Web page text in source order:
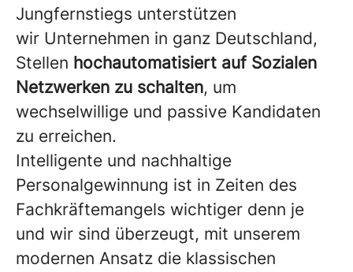
Jungfernstiegs unterstützen
wir Unternehmen in ganz Deutschland,
Stellen hochautomatisiert auf Sozialen
Netzwerken zu schalten, um
wechselwillige und passive Kandidaten
zu erreichen.
Intelligente und nachhaltige
Personalgewinnung ist in Zeiten des
Fachkräftemangels wichtiger denn je
und wir sind überzeugt, mit unserem
modernen Ansatz die klassischen